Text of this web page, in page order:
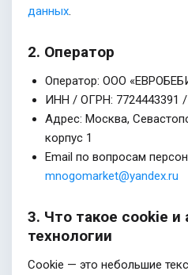
данных
2. Оператор
Оператор: ООО
ИНН / ОГРН: 7724443391 /
Адрес: Москва,
корпус 1
Email по вопросам
mnogomarket@yandex.ru
3. Что такое cookie и
технологии
Cookie — это небольшие